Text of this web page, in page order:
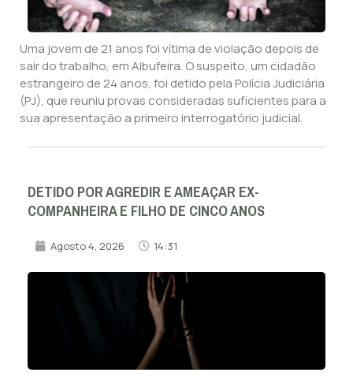
Uma jovem de 21 anos foi vítima de violação depois de
sair do trabalho, em Albufeira. O suspeito, um cidadão
estrangeiro de 24 anos, foi detido pela Polícia Judiciária
(PJ), que reuniu provas consideradas suficientes para a
sua apresentação a primeiro interrogatório judicial.
DETIDO POR AGREDIR E AMEAÇAR EX-
COMPANHEIRA E FILHO DE CINCO ANOS
Agosto 4, 2026 14:31